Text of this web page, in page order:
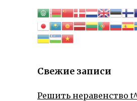
Свежие записи
Решить неравенство